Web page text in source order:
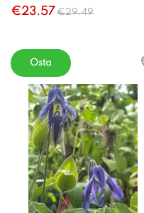
€23.57 €29.49
Osta